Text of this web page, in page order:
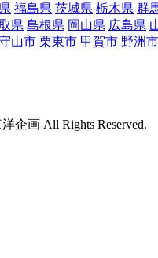
福島県 茨城県 栃木県 群
県 島根県 岡山県 広島県
山市 栗東市 甲賀市 野洲市
企画 All Rights Reserved.